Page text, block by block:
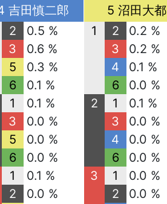
吉田慎二郎
2
0.5 %
3
0.6 %
5
0.3 %
6
0.1 %
1
0.1 %
3
0.0 %
5
0.0 %
6
0.0 %
1
0.1 %
2
0.0 %
5 沼田大都
1
2
0.2 %
3
0.2 %
4
0.1 %
6
0.0 %
2
1
0.1 %
3
0.0 %
4
0.0 %
6
0.0 %
3
1
0.0 %
2
0.0 %